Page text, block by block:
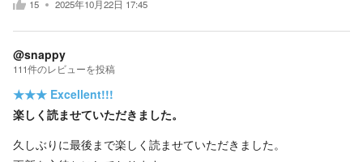
15 2025年10月22日 17:45
@snappy
111件のレビューを投稿
★★★ Excellent!!!
楽しく読ませていただきました。
久しぶりに最後まで楽しく読ませていただきました。